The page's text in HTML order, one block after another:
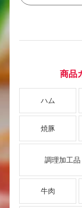
商品
ハム
焼豚
調理加工品
牛肉